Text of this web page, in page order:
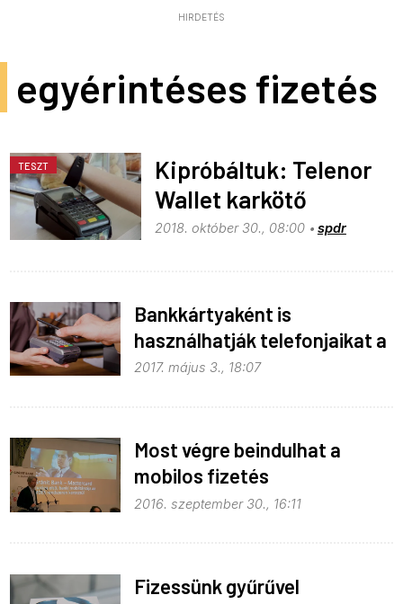
HIRDETÉS
egyérintéses fizetés
TESZT
Kipróbáltuk: Telenor
Wallet karkötő
2018. október 30., 08:00 spdr
Bankkártyaként is
használhatják telefonjaikat a
telenorosok
2017. május 3., 18:07
Most végre beindulhat a
mobilos fizetés
Magyarországon is
2016. szeptember 30., 16:11
Fizessünk gyűrűvel